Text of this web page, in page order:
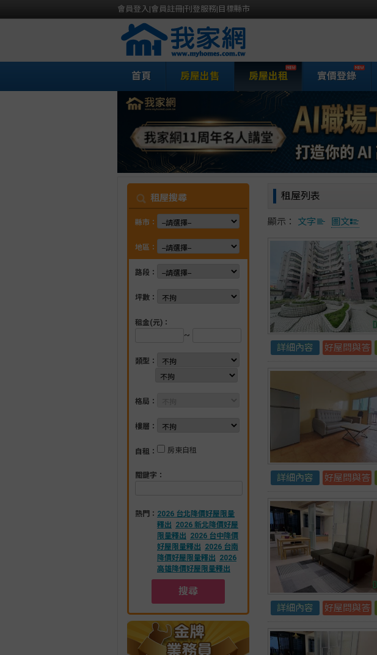
會員登入|會員註冊|刊登服務| 目標縣市
首頁 房屋出售 房屋出租 實價登錄
租屋搜尋
縣市：
地區：
路段：
坪數：
租金(元)：
~
類型：
格局：
樓層：
自租： 房東自租
關鍵字：
熱門： 2026 台北降價好屋限量
釋出 2026 新北降價好屋
限量釋出 2026 台中降價
好屋限量釋出 2026 台南
降價好屋限量釋出 2026
高雄降價好屋限量釋出
搜尋
我家網房屋租賃
租屋列表
顯示： 文字 圖文
詳細內容 好屋問與答
詳細內容 好屋問與答
詳細內容 好屋問與答